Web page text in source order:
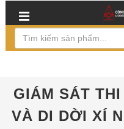
GIÁM SÁT
VÀ DI DỜI XÍ